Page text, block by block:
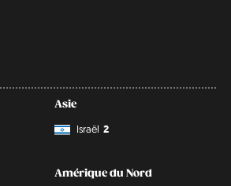
Asie
Israël 2
Amérique du Nord